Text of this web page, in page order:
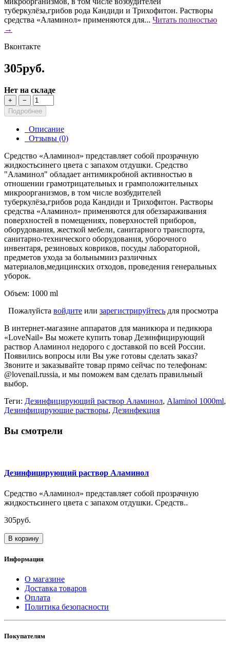
туберкулёза,грибов рода Кандиди и Трихофитон. Растворы
средства «Аламинол» применяются для... Читать полностью
→
Вконтакте
305руб.
Нет на складе
+
−
Подробнее
Описание
Отзывы (0)
Средство «Аламинол» представляет собой прозрачную
жидкостьсинего цвета с запахом отдушки. Средство
"Аламинол" обладает антимикробной активностью в
отношении грамотрицательных и грамположительных
микроорганизмов, в том числе возбудителей
туберкулёза,грибов рода Кандиди и Трихофитон. Растворы
средства «Аламинол» применяются для обеззараживания
поверхностей в помещениях, поверхностей приборов,
оборудования, жесткой мебели, санитарного транспорта,
санитарно-технического оборудования, уборочного
инвентаря, резиновых ковриков, посуды лабораторной,
предметов ухода за больнымииз различных
материалов,медицинских отходов, проведения генеральных
уборок.
Объем: 1000 ml
Пожалуйста войдите или зарегистрируйтесь для просмотра
В интернет-магазине аппаратов для маникюра и педикюра
«LoveNail» Вы можете купить товар Дезинфицирующий
раствор Аламинол недорого с доставкой по всей России.
Появились вопросы или Вы уже готовы сделать заказ?
Звоните и заказывайте товар прямо сейчас по телефонам:
@lovenail.russia, и мы поможем вам сделать правильный
выбор.
Теги: Дезинфицирующий раствор Аламинол, Alaminol 1000ml,
Дезинфицирующие растворы, Дезинфекция
Вы смотрели
Дезинфицирующий раствор Аламинол
Средство «Аламинол» представляет собой прозрачную
жидкостьсинего цвета с запахом отдушки. Средств..
305руб.
В корзину
Информация
О магазине
Доставка товаров
Оплата
Политика безопасности
Покупателям